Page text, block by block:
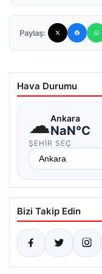
Paylaş:
Hava Durumu
☁Ankara
NaN°C
ŞEHIR SEÇ
Bizi Takip Edin